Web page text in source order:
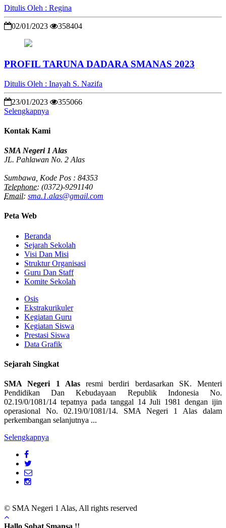
Ditulis Oleh : Regina
02/01/2023 358404
PROFIL TARUNA DADARA SMANAS 2023
Ditulis Oleh : Inayah S. Nazifa
23/01/2023
355066
Selengkapnya
Kontak Kami
SMA Negeri 1 Alas
JL. Pahlawan No. 2 Alas
Sumbawa, Kode Pos : 84353
Telephone: (0372)-9291140
Email: sma.1.alas@gmail.com
Peta Web
Beranda
Sejarah Sekolah
Visi Dan Misi
Struktur Organisasi
Guru Dan Staff
Komite Sekolah
Osis
Ekstrakurikuler
Kegiatan Guru
Kegiatan Siswa
Prestasi Siswa
Data Grafik
Sejarah Singkat
SMA Negeri 1 Alasresmi berdiri berdasarkan SK. Menteri
Pendidikan Dan Kebudayaan Republik Indonesia No.
02.19/0/1081/14 tepatnya pada tanggal 14 Juli 1981 dengan ijin
operasional No. 02.19/0/1081/14. SMA Negeri 1 Alas dalam
perkembangan selanjutnya ...
Selengkapnya
© SMA Negeri 1 Alas, All rights reserved
Hallo Sobat Smansa !!